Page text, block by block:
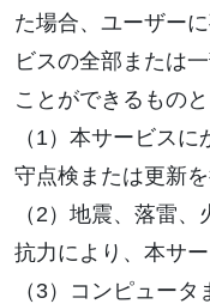
た場合、ユーザー
ビスの全部または
ことができるものと
（1）本サービス
守点検または更新
（2）地震、落雷
抗力により、本サ
（3）コンピュー